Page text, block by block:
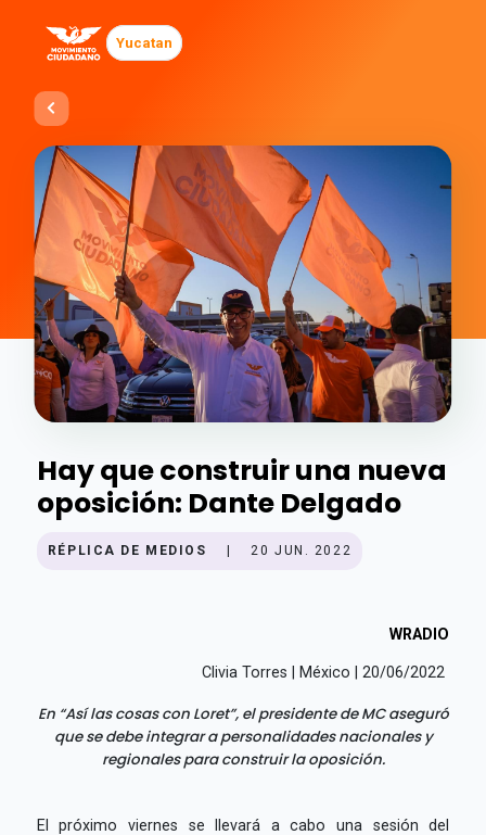
Yucatan
Hay que construir una nueva
oposición: Dante Delgado
RÉPLICA DE MEDIOS 20 JUN. 2022
WRADIO
Clivia Torres | México | 20/06/2022
En “Así las cosas con Loret”, el presidente de MC aseguró
que se debe integrar a personalidades nacionales y
regionales para construir la oposición.
El próximo viernes se llevará a cabo una sesión del